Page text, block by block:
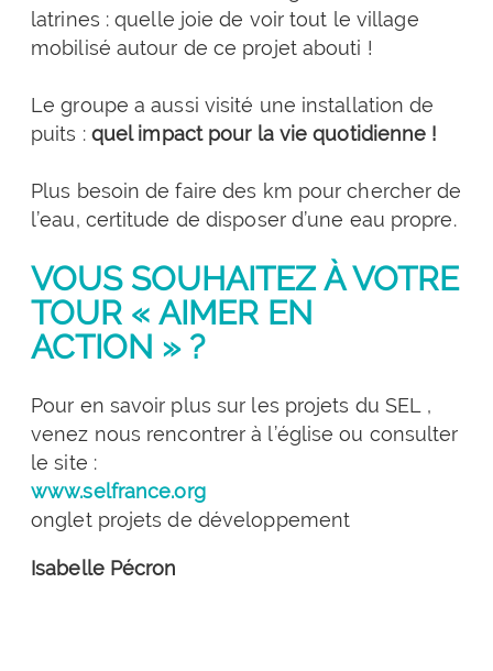
latrines : quelle joie de voir tout le village
mobilisé autour de ce projet abouti !
Le groupe a aussi visité une installation de
puits : quel impact pour la vie quotidienne !
Plus besoin de faire des km pour chercher de
l’eau, certitude de disposer d’une eau propre.
VOUS SOUHAITEZ À VOTRE
TOUR « AIMER EN
ACTION » ?
Pour en savoir plus sur les projets du SEL ,
venez nous rencontrer à l’église ou consulter
le site :
www.selfrance.org
onglet projets de développement
Isabelle Pécron